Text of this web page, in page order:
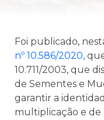
Foi publicado,
nº 10.586/2020,
10.711/2003, que
de Sementes e
garantir a
multiplicação e